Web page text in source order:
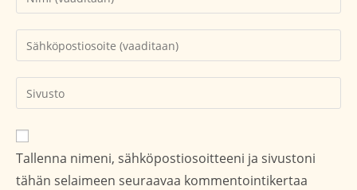
nimesi
tai
käyttäjätunnuksesi
Kirjoita
sähköpostiosoitteesi
kommentoidaksesi
Kirjoita
sivustosi
verkko-
osoite/URL
(valinnainen)
Tallenna nimeni, sähköpostiosoitteeni ja sivustoni
tähän selaimeen seuraavaa kommentointikertaa